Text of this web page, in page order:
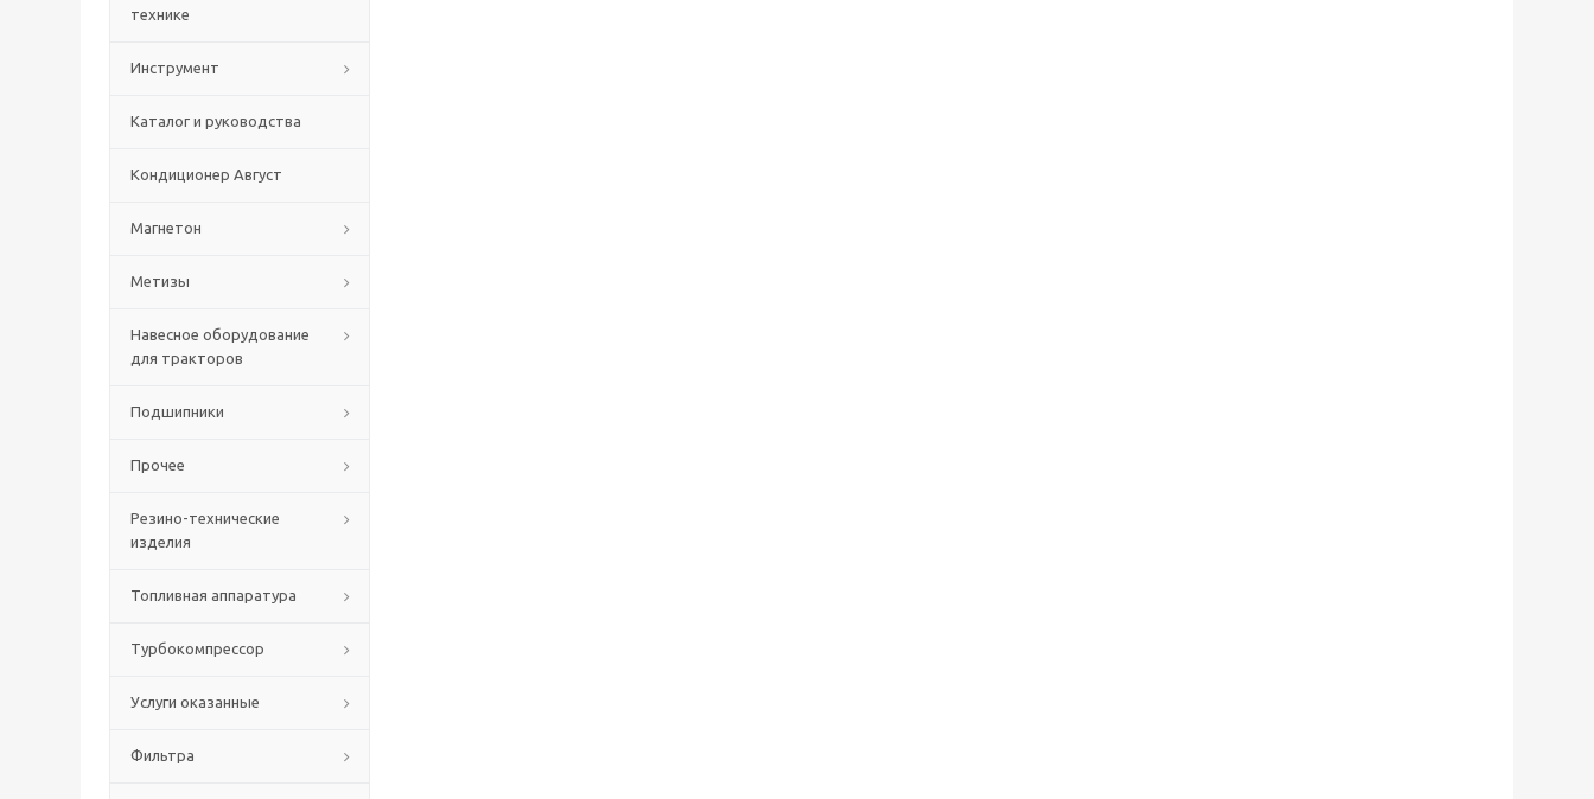
технике
Инструмент
Каталог и руководства
Кондиционер Август
Магнетон
Метизы
Навесное оборудование
для тракторов
Подшипники
Прочее
Резино-технические
изделия
Топливная аппаратура
Турбокомпрессор
Услуги оказанные
Фильтра